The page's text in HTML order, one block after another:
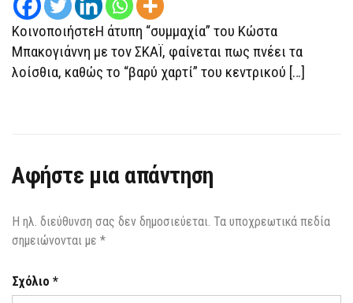
Η
ΣΊΑ
ΚΟΣΙΏΝΗ
ΚοινοποιήστεΗ άτυπη “συμμαχία” του Κώστα
Μπακογιάννη με τον ΣΚΑΪ, φαίνεται πως πνέει τα
λοίσθια, καθώς το “βαρύ χαρτί” του κεντρικού […]
Αφήστε μια απάντηση
Η ηλ. διεύθυνση σας δεν δημοσιεύεται. Τα υποχρεωτικά πεδία
σημειώνονται με *
Σχόλιο *